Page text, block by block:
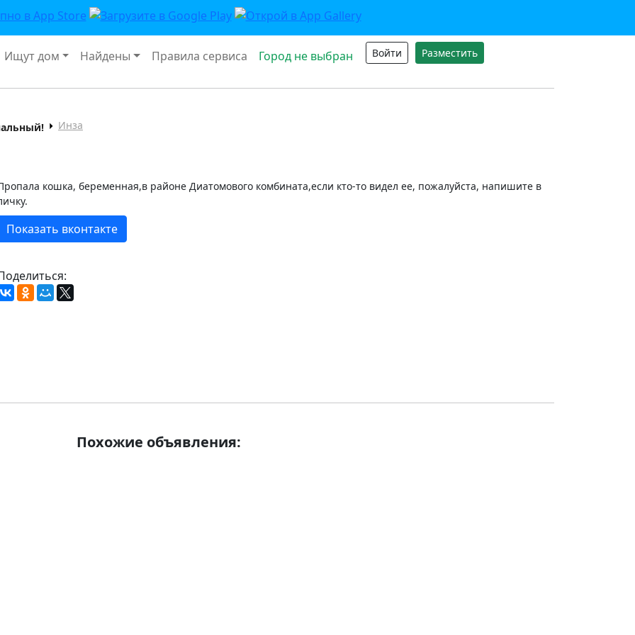
Ищут дом Найдены Правила сервиса Город не выбран Войти Разместить
Инза
кошка, беременная,в районе Диатомового комбината,если кто-то видел ее, пожалуйста, напишите в
Показать вконтакте
Похожие объявления: